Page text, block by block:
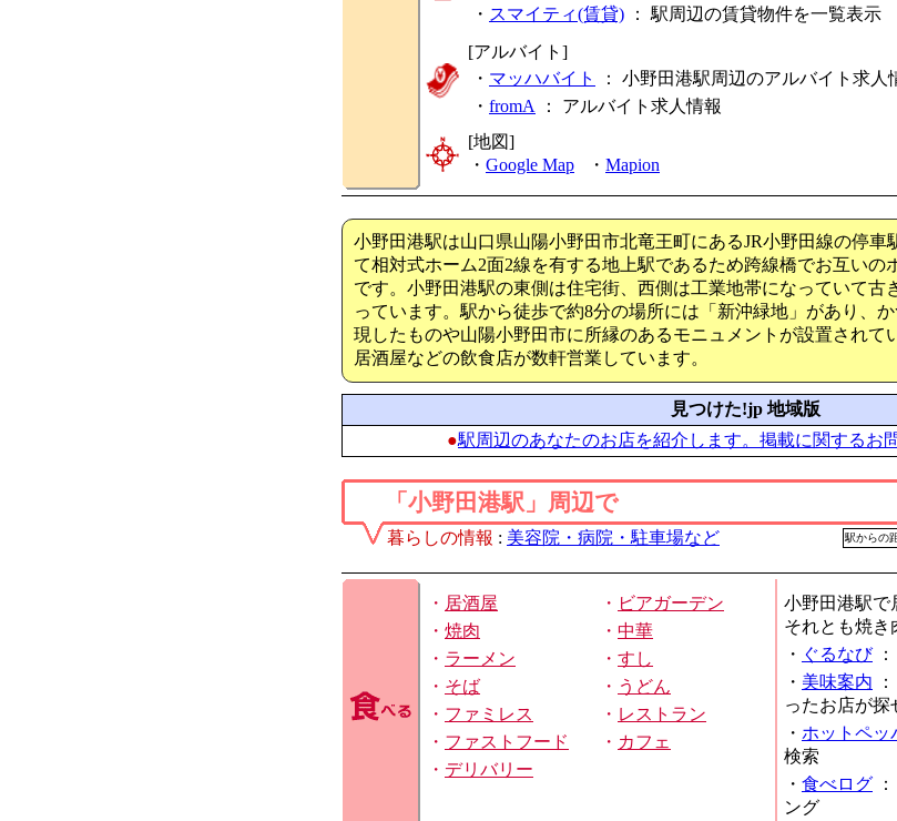
・ スマイティ(賃貸) ： 駅周辺の賃貸物件を一覧表示
[アルバイト]
・ マッハバイト
： 小野田港駅周辺のアルバイト求人
・ fromA ： アルバイト求人情報
[地図]
・ Google Map ・ Mapion
小野田港駅は山口県山陽小野田市北竜王町にあるJR小野田線の停車
て相対式ホーム2面2線を有する地上駅であるため跨線橋でお互いの
です。小野田港駅の東側は住宅街、西側は工業地帯になっていて古
っています。駅から徒歩で約8分の場所には「新沖緑地」があり、
現したものや山陽小野田市に所縁のあるモニュメントが設置されて
居酒屋などの飲食店が数軒営業しています。
見つけた!jp 地域版
●駅周辺のあなたのお店を紹介します。掲載に関するお
「小野田港駅」周辺で
暮らしの情報 : 美容院・病院・駐車場など 駅からの
・ 居酒屋 ・ ビアガーデン
・ 焼肉 ・ 中華
・ ラーメン ・ すし
・ そば ・ うどん
・ ファミレス ・ レストラン
・ ファストフード ・ カフェ
・ デリバリー
小野田港駅で
それとも焼き
・ ぐるなび：
・ 美味案内 ：
ったお店が探
・ ホットペッ
検索
・ 食べログ ：
ング